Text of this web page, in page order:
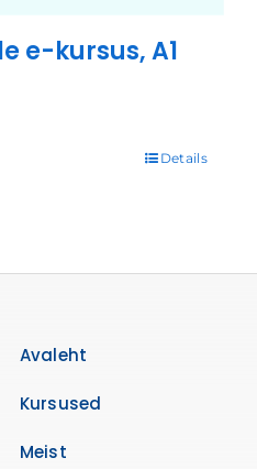
e-kursus, A1
Details
Avaleht
Kursused
Meist